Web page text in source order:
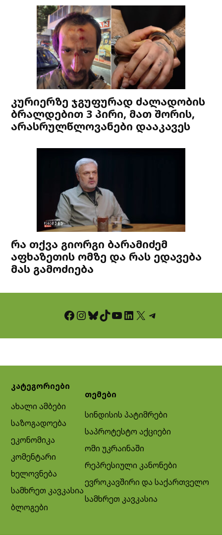
კურიერზე ჯგუფურად ძალადობის
ბრალდებით 3 პირი, მათ შორის,
არასრულწლოვანები დააკავეს
რა თქვა გიორგი ბარამიძემ
აფხაზეთის ომზე და რას ედავება
მას გამოძიება
Facebook InstagramBluesky TikTok YouTube LinkedIn X Telegram
კატეგორიები
ახალი ამბები
საზოგადოება
ეკონომიკა
კომენტარი
ხელოვნება
სამხრეთ კავკასია
ბლოგები
თემები
სინდისის პატიმრები
საპროტესტო აქციები
ომი უკრაინაში
რეპრესიული კანონები
ევროკავშირი და საქართველო
სამხრეთ კავკასია